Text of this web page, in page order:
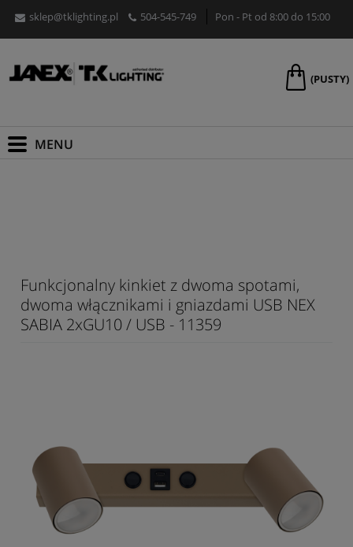
sklep@tklighting.pl 504-545-749 Pon - Pt od 8:00 do 15:00
(PUSTY)
Funkcjonalny kinkiet z dwoma spotami,
dwoma włącznikami i gniazdami USB NEX
SABIA 2xGU10 / USB - 11359